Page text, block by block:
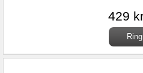
429